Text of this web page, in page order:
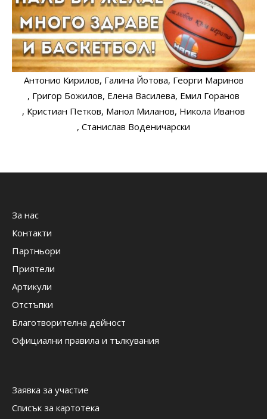
Антонио Кирилов, Галина Йотова, Георги Маринов
, Григор Божилов, Елена Василева, Емил Горанов
, Кристиан Петков, Манол Миланов, Никола Иванов
, Станислав Воденичарски
За нас
Контакти
Партньори
Приятели
Артикули
Отстъпки
Благотворителна дейност
Официални правила и тълкувания
Заявка за участие
Списък за картотека